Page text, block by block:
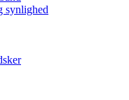
synlighed